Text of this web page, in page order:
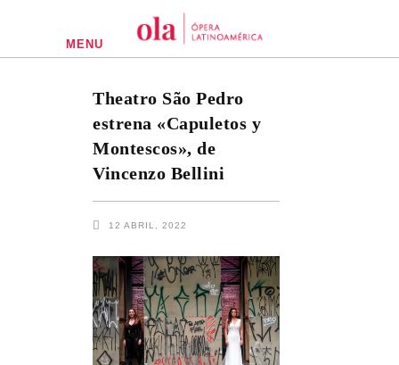
MENU
Theatro São Pedro
estrena «Capuletos y
Montescos», de
Vincenzo Bellini
12 ABRIL, 2022